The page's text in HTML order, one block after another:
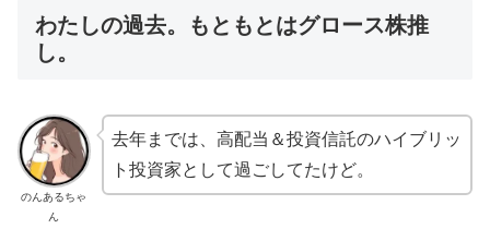
わたしの過去。もともとはグロース株推
し。
のんあるちゃ
ん
去年までは、高配当＆投資信託のハイブリッ
ト投資家として過ごしてたけど。